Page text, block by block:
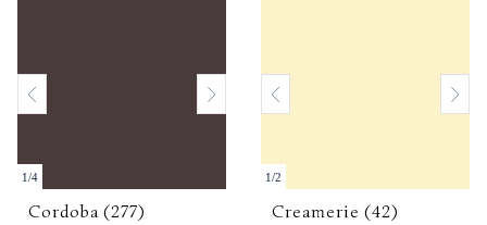
1/4
Cordoba (277)
1/2
Creamerie (42)